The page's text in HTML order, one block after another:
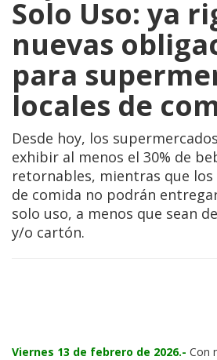
Solo Uso: ya
nuevas
para
locales de
Desde hoy, los
exhibir al menos el 30% de
retornables, mientras que
de comida no podrán
solo uso, a menos que sean
y/o cartón.
Viernes 13 de febrero de 2026.- Con